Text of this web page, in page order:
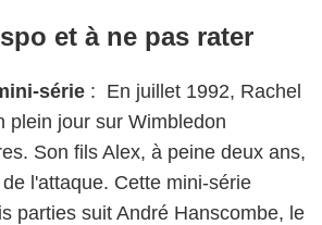
et à ne pas rater
série : En juillet 1992, Rachel
plein jour sur Wimbledon
Son fils Alex, à peine deux ans,
l'attaque. Cette mini-série
parties suit André Hanscombe, le